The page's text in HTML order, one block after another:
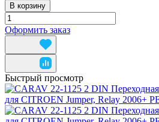
В корзину
Оформить заказ
Быстрый просмотр